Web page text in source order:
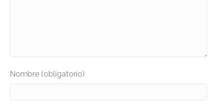
Nombre (obligatorio)